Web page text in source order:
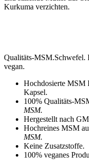
Kurkuma verzichten.
Qualitäts-MSM.Schwefel.
vegan.
Hochdosierte MSM
Kapsel.
100% Qualitäts-
MSM.
Hergestellt nach
Hochreines MSM
MSM.
Keine Zusatzstoffe.
100% veganes